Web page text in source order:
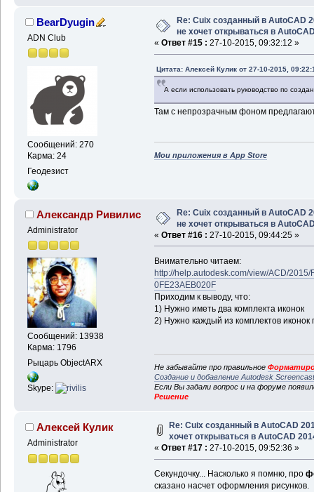
BearDyugin
ADN Club
Сообщений: 270
Карма: 24
Геодезист
Re: Cuix созданный в AutoCAD
не хочет открываться в
« Ответ #15 : 27-10-2015, 09:32:12 »
Цитата: Алексей Кулик от 27-10-2015,
А если использовать руководство по
Там с непрозрачным фоном
Мои приложения в App Store
Александр Ривилис
Administrator
Сообщений: 13938
Карма: 1796
Рыцарь ObjectARX
Skype:
Re: Cuix созданный в AutoCAD
не хочет открываться в
« Ответ #16 : 27-10-2015, 09:44:25 »
Внимательно читаем:
http://help.autodesk.com/view/ACD/
0FE23AEB020F
Приходим к выводу, что:
1) Нужно иметь два комплекта иконок
2) Нужно каждый из комплектов
Не забывайте про правильное
Создание и добавление Autodesk
Если Вы задали вопрос и на форуме
Решение
Алексей Кулик
Administrator
Re: Cuix созданный в AutoCAD
хочет открываться в AutoCAD
« Ответ #17 : 27-10-2015, 09:52:36 »
Секундочку... Насколько я помню, про
сказано насчет оформления рисунков.